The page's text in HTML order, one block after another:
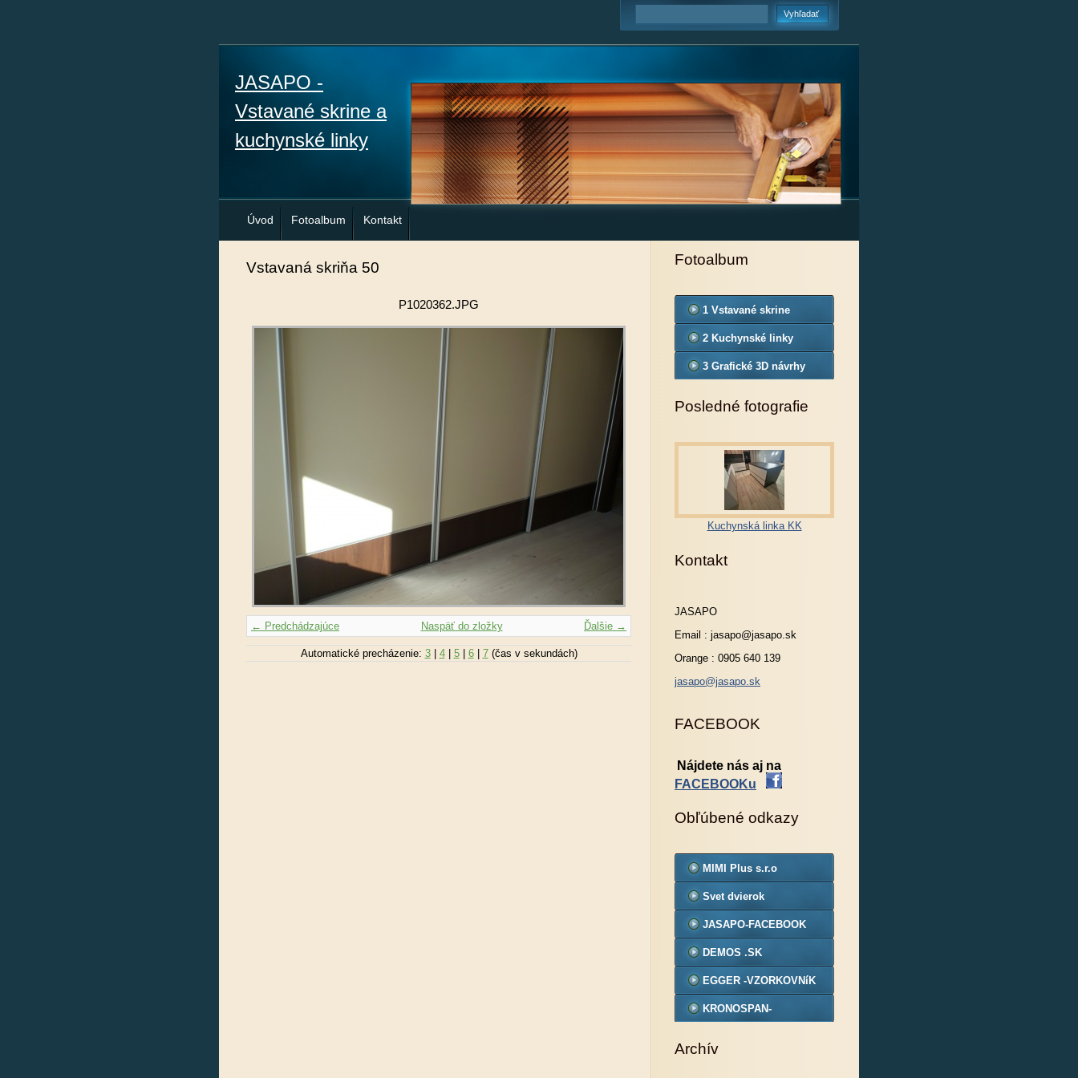
JASAPO -
Vstavané skrine a
kuchynské linky
Úvod Fotoalbum Kontakt
Vstavaná skriňa 50
P1020362.JPG
← Predchádzajúce Ďalšie →
Naspäť do zložky
Automatické precházenie: 3| 4| 5| 6| 7(čas v sekundách)
Fotoalbum
1 Vstavané skrine
2 Kuchynské linky
3 Grafické 3D návrhy
Posledné fotografie
Kuchynská linka KK
Kontakt
JASAPO
Email : jasapo@jasapo.sk
Orange : 0905 640 139
jasapo@jasapo.sk
FACEBOOK
Nájdete nás aj na
FACEBOOKu
Obľúbené odkazy
MIMI Plus s.r.o
Svet dvierok
JASAPO-FACEBOOK
DEMOS .SK
EGGER -VZORKOVNíK
KRONOSPAN-
Archív